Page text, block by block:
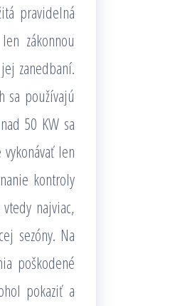
pravidelná
zákonnou
zanedbaní.
sa používajú
50 KW sa
len
kontroly
najviac,
sezóny. Na
poškodené
pokaziť a